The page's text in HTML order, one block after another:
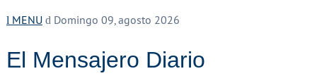
MENU Domingo 09, agosto 2026
El Mensajero Diario